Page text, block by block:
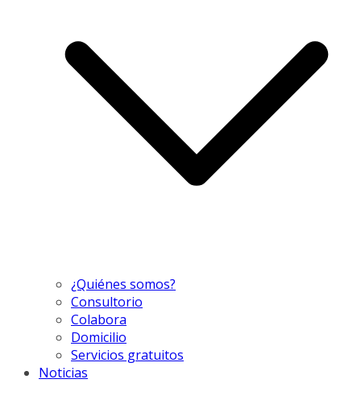
¿Quiénes somos?
Consultorio
Colabora
Domicilio
Servicios gratuitos
Noticias